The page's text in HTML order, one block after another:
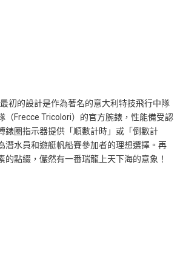
初的設計是作為著名的意大利特技飛行中隊
（Frecce Tricolori）的官方腕錶，性能備受認
錶圈指示器提供「順數計時」或「倒數計
潛水員和遊艇帆船賽參加者的理想選擇。再
的點綴，儼然有一番瑞龍上天下海的意象！